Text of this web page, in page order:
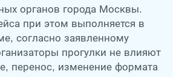
органов города Москвы.
при этом выполняется в
согласно заявленному
прогулки не влияют
перенос, изменение формата